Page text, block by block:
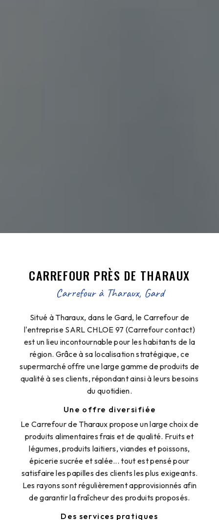
CARREFOUR PRÈS DE THARAUX
Carrefour à Tharaux, Gard
Situé à Tharaux, dans le Gard, le Carrefour de
l'entreprise SARL CHLOE 97 (Carrefour contact)
est un lieu incontournable pour les habitants de la
région. Grâce à sa localisation stratégique, ce
supermarché offre une large gamme de produits de
qualité à ses clients, répondant ainsi à leurs besoins
du quotidien.
Une offre diversifiée
Le Carrefour de Tharaux propose un large choix de
produits alimentaires frais et de qualité. Fruits et
légumes, produits laitiers, viandes et poissons,
épicerie sucrée et salée... tout est pensé pour
satisfaire les papilles des clients les plus exigeants.
Les rayons sont régulièrement approvisionnés afin
de garantir la fraîcheur des produits proposés.
Des services pratiques